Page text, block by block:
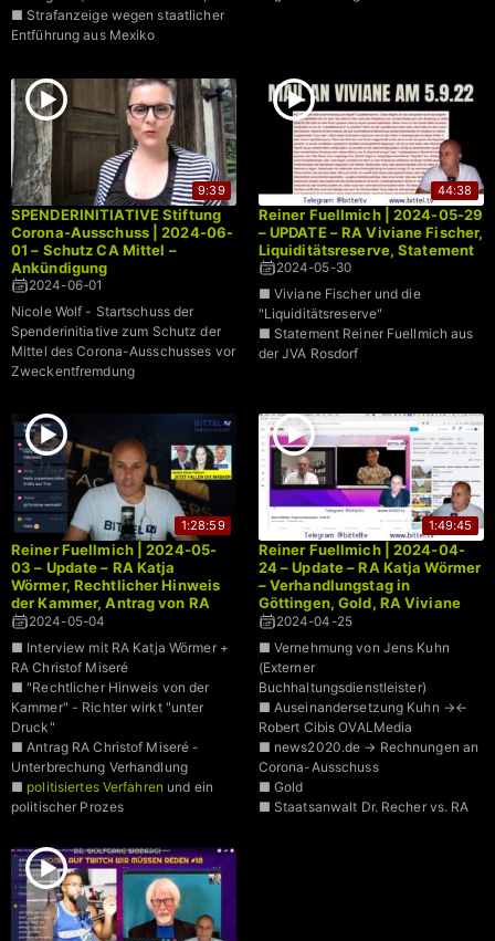
■ Strafanzeige wegen staatlicher
Entführung aus Mexiko
9:39
SPENDERINITIATIVE Stiftung
Corona-Ausschuss | 2024-06-
01 – Schutz CA Mittel –
Ankündigung
2024-06-01
Nicole Wolf - Startschuss der
Spenderinitiative zum Schutz der
Mittel des Corona-Ausschusses vor
Zweckentfremdung
44:38
Reiner Fuellmich | 2024-05-29
– UPDATE – RA Viviane Fischer,
Liquiditätsreserve, Statement
2024-05-30
■ Viviane Fischer und die
"Liquiditätsreserve"
■ Statement Reiner Fuellmich aus
der JVA Rosdorf
1:28:59
Reiner Fuellmich | 2024-05-
03 – Update – RA Katja
Wörmer, Rechtlicher Hinweis
der Kammer, Antrag von RA
Christof Miseré zum
2024-05-04
■ Interview mit RA Katja Wörmer +
RA Christof Miseré
■ "Rechtlicher Hinweis von der
Kammer" - Richter wirkt "unter
Druck"
■ Antrag RA Christof Miseré -
Unterbrechung Verhandlung
■ politisiertes Verfahren und ein
politischer Prozes
Zusammenstellung vieler Dienste
1:49:45
Reiner Fuellmich | 2024-04-
24 – Update – RA Katja Wörmer
– Verhandlungstag in
Göttingen, Gold, RA Viviane
Fischer, Robert Cibis, Jens
2024-04-25
■ Vernehmung von Jens Kuhn
(Externer
Buchhaltungsdienstleister)
■ Auseinandersetzung Kuhn →←
Robert Cibis OVALMedia
■ news2020.de → Rechnungen an
Corona-Ausschuss
■ Gold
■ Staatsanwalt Dr. Recher vs. RA